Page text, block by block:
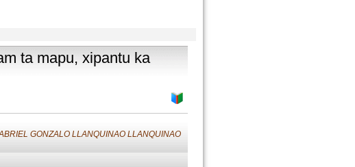
ta mapu, xipantu ka
GONZALO LLANQUINAO LLANQUINAO